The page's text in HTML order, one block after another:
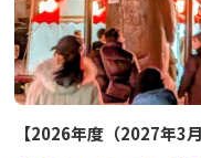
ちらもお気軽にお入りく
【2026年度（2027年3